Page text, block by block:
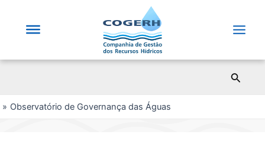
Observatório de Governança das Águas